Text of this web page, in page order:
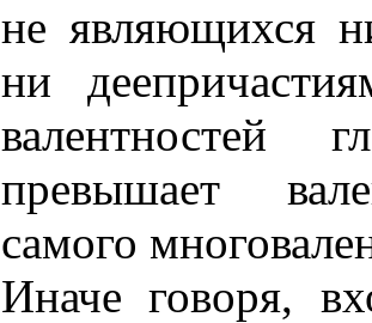
не являющихся
ни
валентностей
превышает
самого
Иначе говоря,